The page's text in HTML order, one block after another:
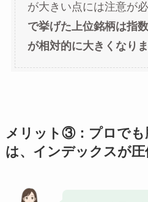
が大きい点には注意が
で挙げた上位銘柄は指
が相対的に大きくなりま
メリット③：プロでも
は、インデックスが圧